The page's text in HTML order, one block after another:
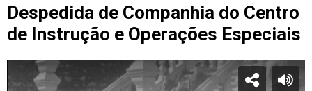
Despedida de Companhia do Centro
de Instrução e Operações Especiais